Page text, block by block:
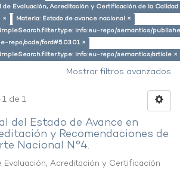
Evaluación, Acreditación y Certificación de la
×
Materia: Estado de avance nacional ×
info:eu-repo/semantics/
repo/ocde/ford#5.03.01 ×
info:eu-repo/semantics/article ×
Mostrar filtros avanzados
de 1
del Estado de Avance en
y Recomendaciones de
Nacional N°4.
Evaluación, Acreditación y Certificación